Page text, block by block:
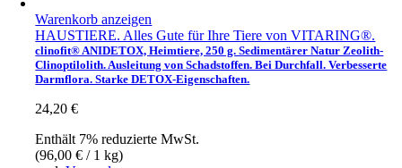
Warenkorb anzeigen
HAUSTIERE. Alles Gute für Ihre Tiere von VITARING®.
clinofit® ANIDETOX, Heimtiere, 250 g. Sedimentärer Natur Zeolith-
Clinoptilolith. Ausleitung von Schadstoffen. Bei Durchfall. Verbesserte
Darmflora. Starke DETOX-Eigenschaften.
24,20€
Enthält 7% reduzierte MwSt.
(96,00€ / 1 kg)